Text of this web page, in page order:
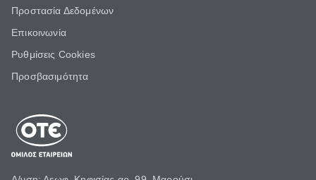
Προστασία Δεδομένων
Επικοινωνία
Ρυθμίσεις Cookies
Προσβασιμότητα